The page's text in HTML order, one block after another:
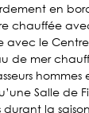
en
chauffée
le
de mer
Salle de
la